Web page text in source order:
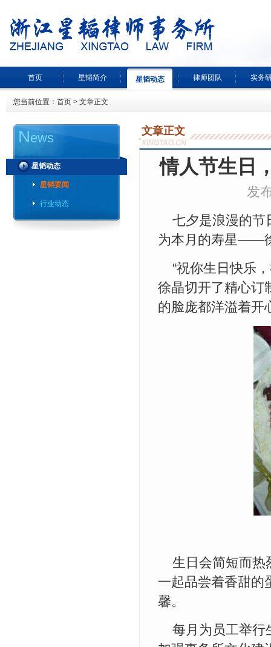
首页 星韬简介 星韬动态 律师团队 实务
您当前位置： 首页 > 文章正文
News
星韬动态
星韬要闻
行业动态
文章正文
XINGTAO.CN
情人节生日
发
七夕是浪漫的节
为本月的寿星——
“祝你生日快乐，
徐晶切开了精心订
的脸庞都洋溢着
生日会简短而热
一起品尝着香甜的
馨。
每月为员工举行